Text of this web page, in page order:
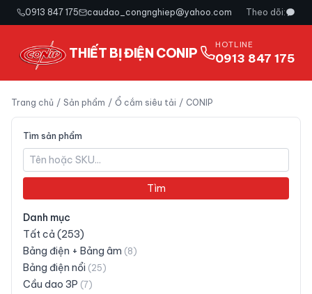
0913 847 175 caudao_congnghiep@yahoo.com Theo dõi:
THIẾT BỊ ĐIỆN CONIP
HOTLINE
0913 847 175
Trang chủ / Sản phẩm / Ổ cắm siêu tải / CONIP
Tìm sản phẩm
Tìm
Danh mục
Tất cả (253)
Bảng điện + Bảng âm (8)
Bảng điện nổi (25)
Cầu dao 3P (7)